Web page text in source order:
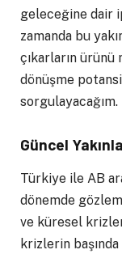
geleceğine dair
zamanda bu
çıkarların ürünü
dönüşme
sorgulayacağım.
Güncel
Türkiye ile AB
dönemde
ve küresel
krizlerin başında